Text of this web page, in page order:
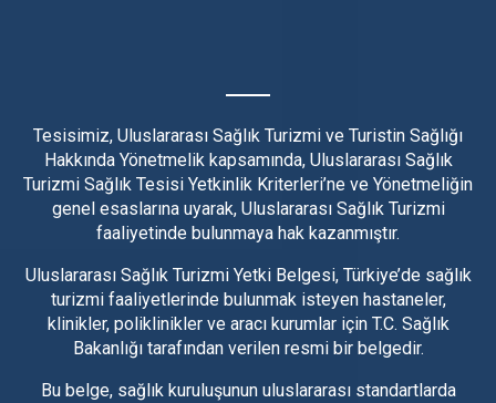
Tesisimiz, Uluslararası Sağlık Turizmi ve Turistin Sağlığı
Hakkında Yönetmelik kapsamında, Uluslararası Sağlık
Turizmi Sağlık Tesisi Yetkinlik Kriterleri’ne ve Yönetmeliğin
genel esaslarına uyarak, Uluslararası Sağlık Turizmi
faaliyetinde bulunmaya hak kazanmıştır.
Uluslararası Sağlık Turizmi Yetki Belgesi, Türkiye’de sağlık
turizmi faaliyetlerinde bulunmak isteyen hastaneler,
klinikler, poliklinikler ve aracı kurumlar için T.C. Sağlık
Bakanlığı tarafından verilen resmi bir belgedir.
Bu belge, sağlık kuruluşunun uluslararası standartlarda